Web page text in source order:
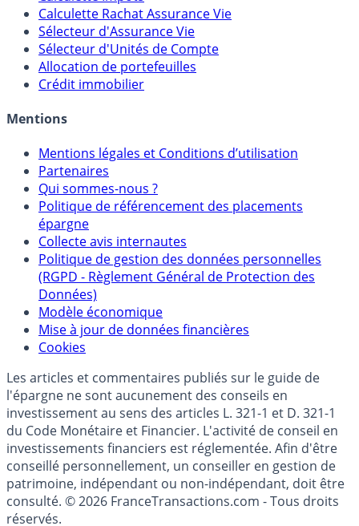
Calculateur d'intérêts
Calculette Impôts
Calculette Rachat Assurance Vie
Sélecteur d'Assurance Vie
Sélecteur d'Unités de Compte
Crédit immobilier
Mentions
Mentions légales et Conditions d’utilisation
Partenaires
Qui sommes-nous ?
Politique de référencement des placements
épargne
Collecte avis internautes
Politique de gestion des données personnelles
(RGPD - Règlement Général de Protection des
Données)
Modèle économique
Cookies
Les articles et commentaires publiés sur le guide de
l'épargne ne sont aucunement des conseils en
investissement au sens des articles L. 321-1 et D. 321-1
du Code Monétaire et Financier. L'activité de conseil en
investissements financiers est réglementée. Afin d'être
conseillé personnellement, un conseiller en gestion de
patrimoine, indépendant ou non-indépendant, doit être